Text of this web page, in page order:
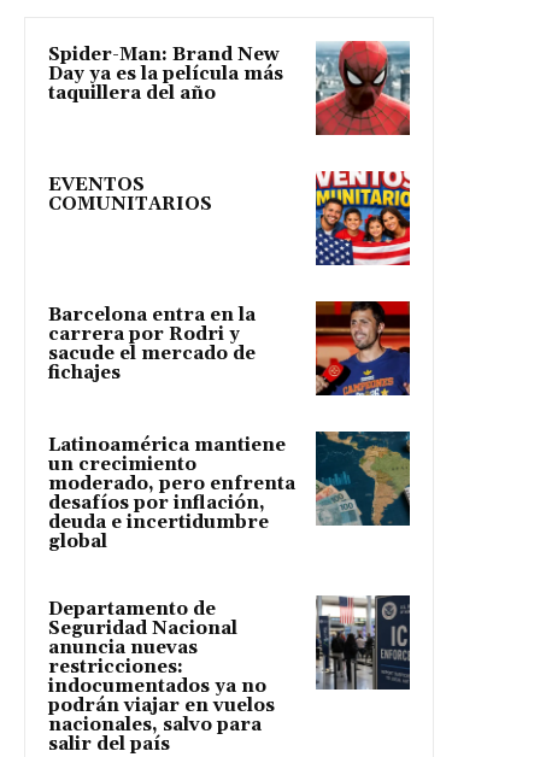
Spider-Man: Brand New
Day ya es la película más
taquillera del año
EVENTOS
COMUNITARIOS
Barcelona entra en la
carrera por Rodri y
sacude el mercado de
fichajes
Latinoamérica mantiene
un crecimiento
moderado, pero enfrenta
desafíos por inflación,
deuda e incertidumbre
global
Departamento de
Seguridad Nacional
anuncia nuevas
restricciones:
indocumentados ya no
podrán viajar en vuelos
nacionales, salvo para
salir del país